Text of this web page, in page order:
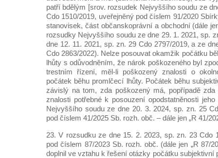
patří bdělým [srov. rozsudek Nejvyššího soudu ze
Cdo 1510/2019, uveřejněný pod číslem 91/2020
stanovisek, část občanskoprávní a obchodní (dále
rozsudky Nejvyššího soudu ze dne 29. 1. 2021, sp.
dne 12. 11. 2021, sp. zn. 29 Cdo 2797/2019, a ze
Cdo 2863/2022). Nelze posouvat okamžik počátku
lhůty s odůvodněním, že nárok poškozeného byl
trestním řízení, měl-li poškozený znalosti o
počátek běhu promlčecí lhůty. Počátek běhu
závislý na tom, zda poškozený má, popřípadě
znalosti potřebné k posouzení opodstatněnosti
Nejvyššího soudu ze dne 20. 3. 2024, sp. zn. 25
pod číslem 41/2025 Sb. rozh. obč. – dále jen „R 41/
23. V rozsudku ze dne 15. 2. 2023, sp. zn. 23 Cdo
pod číslem 87/2023 Sb. rozh. obč. (dále jen „R 87/
doplnil ve vztahu k řešení otázky počátku subjektivní